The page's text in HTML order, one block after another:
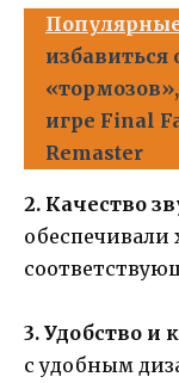
избавиться
игре Final
Remaster
2. Качество
обеспечивали
3. Удобство и
с удобным